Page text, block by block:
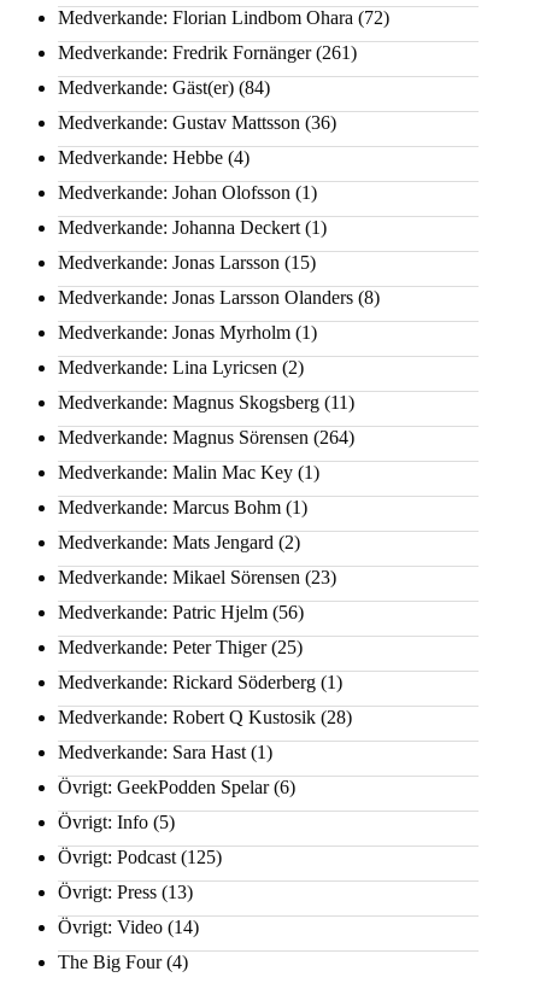
Medverkande: Florian Lindbom Ohara (72)
Medverkande: Fredrik Fornänger(261)
Medverkande: Gäst(er) (84)
Medverkande: Gustav Mattsson (36)
Medverkande: Hebbe (4)
Medverkande: Johan Olofsson (1)
Medverkande: Johanna Deckert (1)
Medverkande: Jonas Larsson (15)
Medverkande: Jonas Larsson Olanders (8)
Medverkande: Jonas Myrholm (1)
Medverkande: Lina Lyricsen (2)
Medverkande: Magnus Skogsberg (11)
Medverkande: Magnus Sörensen (264)
Medverkande: Malin Mac Key (1)
Medverkande: Marcus Bohm (1)
Medverkande: Mats Jengard (2)
Medverkande: Mikael Sörensen (23)
Medverkande: Patric Hjelm (56)
Medverkande: Peter Thiger(25)
Medverkande: Rickard Söderberg (1)
Medverkande: Robert Q Kustosik (28)
Medverkande: Sara Hast (1)
Övrigt: GeekPodden Spelar(6)
Övrigt: Info (5)
Övrigt: Podcast (125)
Övrigt: Press (13)
Övrigt: Video (14)
The Big Four(4)